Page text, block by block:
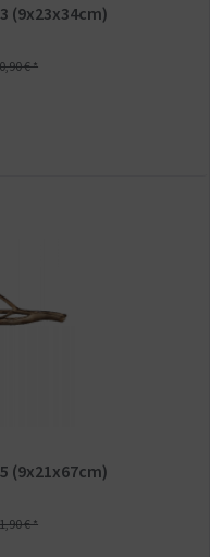
(9x23x34cm)
€ *
(9x21x67cm)
€ *